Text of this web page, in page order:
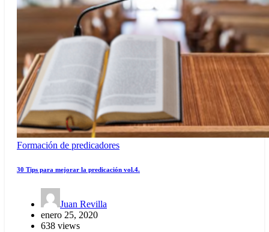
Formación de predicadores
30 Tips para mejorar la predicación vol.4.
Juan Revilla
enero 25, 2020
638 views